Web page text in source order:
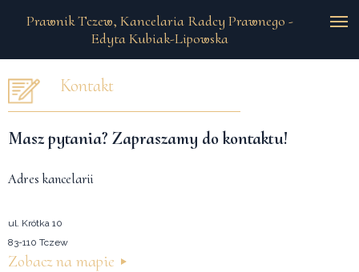
Prawnik Tczew, Kancelaria Radcy Prawnego -
Edyta Kubiak-Lipowska
Kontakt
Masz pytania? Zapraszamy do kontaktu!
replica watches
Adres kancelarii
ul. Krótka 10
83-110 Tczew
Zobacz na mapie